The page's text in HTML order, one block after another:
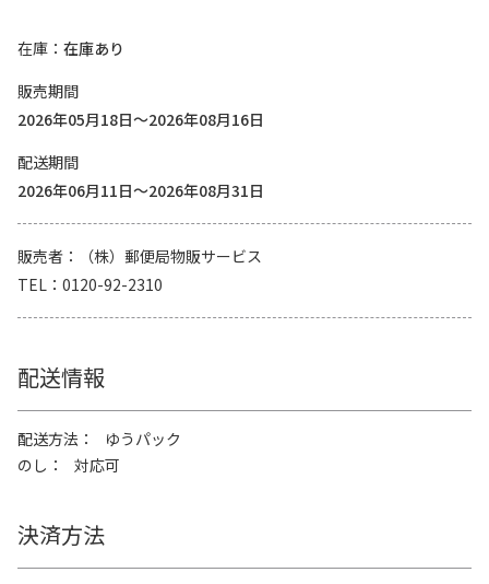
在庫
在庫あり
販売期間
2026年05月18日～2026年08月16日
配送期間
2026年06月11日～2026年08月31日
販売者
（株）郵便局物販サービス
TEL
0120-92-2310
配送情報
配送方法
ゆうパック
のし
対応可
決済方法